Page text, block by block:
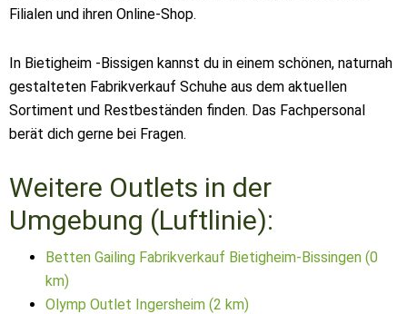
Filialen und ihren Online-Shop.
In Bietigheim -Bissigen kannst du in einem schönen, naturnah
gestalteten Fabrikverkauf Schuhe aus dem aktuellen
Sortiment und Restbeständen finden. Das Fachpersonal
berät dich gerne bei Fragen.
Weitere Outlets in der
Umgebung (Luftlinie):
Betten Gailing Fabrikverkauf Bietigheim-Bissingen (0
km)
Olymp Outlet Ingersheim (2 km)